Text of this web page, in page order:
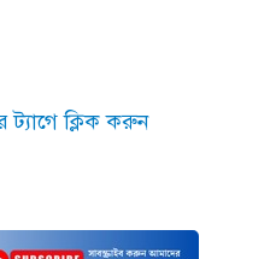
ট্যাগে ক্লিক করুন